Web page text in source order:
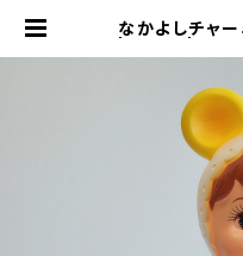
なかよしチャ